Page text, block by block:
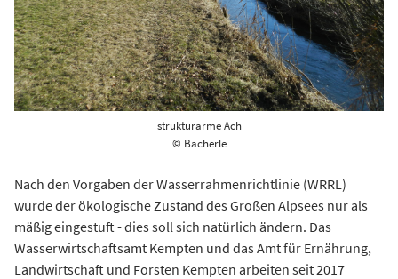
strukturarme Ach
© Bacherle
Nach den Vorgaben der Wasserrahmenrichtlinie (WRRL)
wurde der ökologische Zustand des Großen Alpsees nur als
mäßig eingestuft - dies soll sich natürlich ändern. Das
Wasserwirtschaftsamt Kempten und das Amt für Ernährung,
Landwirtschaft und Forsten Kempten arbeiten seit 2017